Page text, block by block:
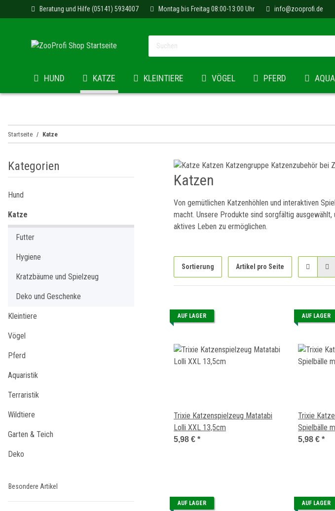
Beratung und Hilfe (05141) 5934007 Montag bis Freitag 08:00-13:00 Uhr info@zooprofi.de
HUND KATZE KLEINTIERE VÖGEL PFERD
Startseite Katze
Katzen
Von gemütlichen Katzenhöhlen und interaktiven
macht. Unsere Produkte sind sorgfältig
aktives Leben zu ermöglichen.
Sortierung Artikel pro Seite
AUF LAGER
Trixie Katzenspielzeug Matatabi
Lolli XXL 13,5cm
5,98 € *
AUF LAGER
Trixie
Spielbälle
5,98 € *
AUF LAGER AUF LAGER
Kategorien
Hund
Katze
Futter
Hygiene
Kratzbäume und Spielzeug
Deko und Geschenke
Kleintiere
Vögel
Pferd
Aquaristik
Terraristik
Wildtiere
Garten & Teich
Deko
Besondere Artikel